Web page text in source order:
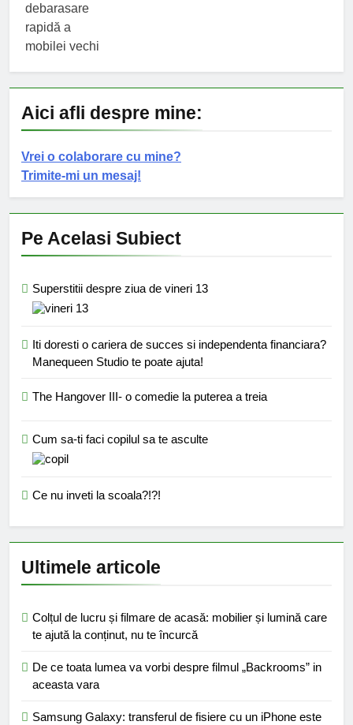
Aici afli despre mine:
Vrei o colaborare cu mine?
Trimite-mi un mesaj!
Pe Acelasi Subiect
Superstitii despre ziua de vineri 13
Iti doresti o cariera de succes si independenta financiara?
Manequeen Studio te poate ajuta!
The Hangover III- o comedie la puterea a treia
Cum sa-ti faci copilul sa te asculte
Ce nu inveti la scoala?!?!
Ultimele articole
Colțul de lucru și filmare de acasă: mobilier și lumină care
te ajută la conținut, nu te încurcă
De ce toata lumea va vorbi despre filmul „Backrooms” in
aceasta vara
Samsung Galaxy: transferul de fisiere cu un iPhone este